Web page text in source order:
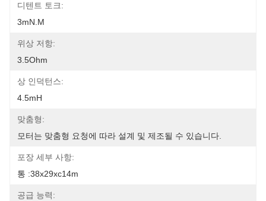
디텐트 토크:
3mN.m
위상 저항:
3.5Ohm
상 인덕턴스:
4.5mH
맞춤형:
모터는 맞춤형 요청에 따라 설계 및 제조될 수 있습니다.
포장 세부 사항:
통 :38x29xc14m
공급 능력: